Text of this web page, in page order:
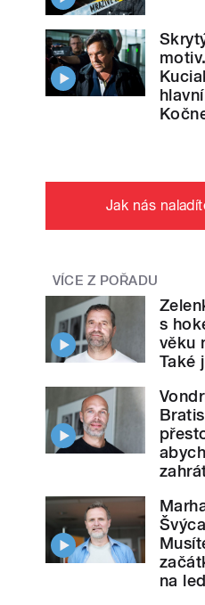
Jak nás
VÍCE Z POŘADU
s
věku
Také
na